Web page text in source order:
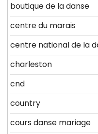
boutique de la danse
centre du marais
centre national de la
charleston
cnd
country
cours danse mariage